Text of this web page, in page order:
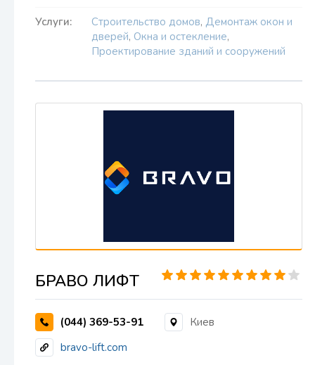
Услуги: Строительство домов, Демонтаж окон и
дверей, Окна и остекление,
Проектирование зданий и сооружений
БРАВО ЛИФТ
(044) 369-53-91
Киев
bravo-lift.com